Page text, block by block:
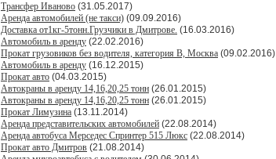
Трансфер Иваново (31.05.2017)
Аренда автомобилей (не такси) (09.09.2016)
Доставка от1кг-5тонн.Грузчики в Дмитрове. (16.03.2016)
Автомобиль в аренду (22.02.2016)
Прокат грузовиков без водителя, категория В, Москва (09.02.2016)
Автомобиль в аренду (16.12.2015)
Прокат авто (04.03.2015)
Автокраны в аренду 14,16,20,25 тонн (26.01.2015)
Автокраны в аренду 14,16,20,25 тонн (26.01.2015)
Прокат Лимузина (13.11.2014)
Аренда представительских автомобилей (22.08.2014)
Аренда автобуса Мерседес Спринтер 515 Люкс (22.08.2014)
Прокат авто Дмитров (21.08.2014)